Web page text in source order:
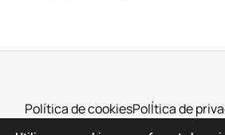
Política de cookiesPolÍtica de